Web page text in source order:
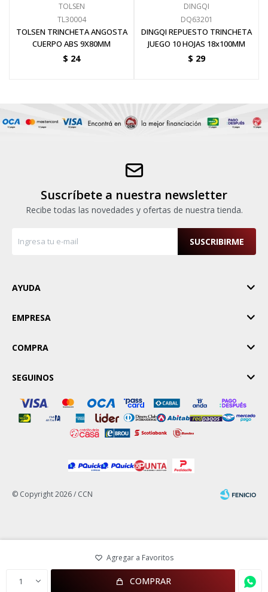
1 COMPRAR
TOLSEN
TL30004
TOLSEN TRINCHETA ANGOSTA
CUERPO ABS 9X80MM
$ 24
DINGQI
DQ63201
DINGQI REPUESTO TRINCHETA
JUEGO 10 HOJAS 18x100MM
$ 29
Suscríbete a nuestra newsletter
Recibe todas las novedades y ofertas de nuestra tienda.
SUSCRIBIRME
AYUDA
EMPRESA
COMPRA
SEGUINOS
© Copyright 2026 / CCN
Fenicio